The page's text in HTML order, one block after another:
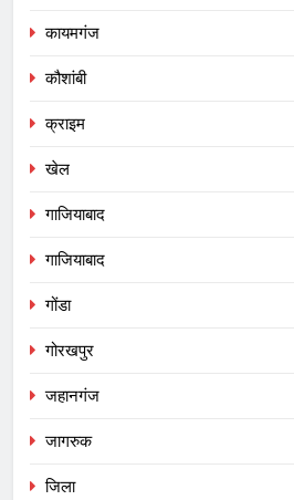
कायमगंज
कौशांबी
क्राइम
खेल
गाजियाबाद
गाजियाबाद
गोंडा
गोरखपुर
जहानगंज
जागरुक
जिला